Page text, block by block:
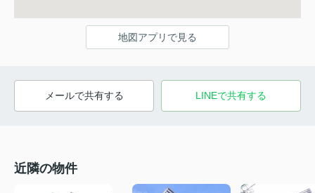
地図アプリで見る
メールで共有する LINEで共有する
近隣の物件